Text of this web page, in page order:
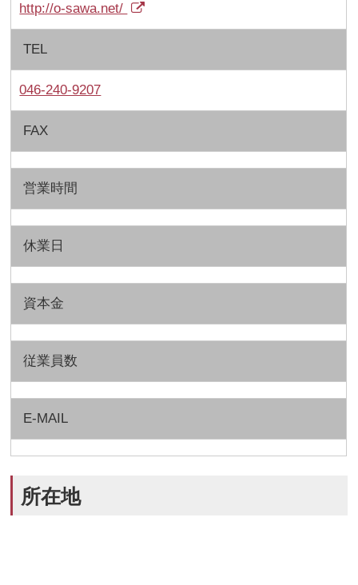
http://o-sawa.net/
TEL
046-240-9207
FAX
営業時間
休業日
資本金
従業員数
E-MAIL
所在地